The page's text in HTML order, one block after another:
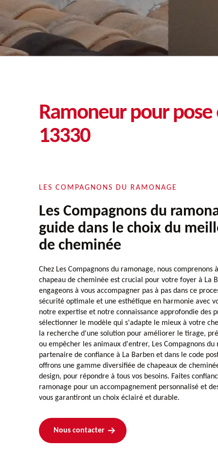
Ramoneur pour
13330
LES COMPAGNONS DU RAMONAGE
Les Compagnons du
guide dans le choix du
de cheminée
Chez Les Compagnons du ramonage, nous comprenons
chapeau de cheminée est crucial pour votre foyer à La
engageons à vous accompagner pas à pas dans ce
sécurité optimale et une esthétique en harmonie avec
notre expertise et notre connaissance approfondie des
sélectionner le modèle qui s'adapte le mieux à votre
la recherche d'une solution pour améliorer le tirage,
ou empêcher les animaux d'entrer, Les Compagnons
partenaire de confiance à La Barben et dans le code
offrons une gamme diversifiée de chapeaux de
design, pour répondre à tous vos besoins. Faites
ramonage pour un accompagnement personnalisé et
vous garantiront un choix éclairé et durable.
Nous contacter